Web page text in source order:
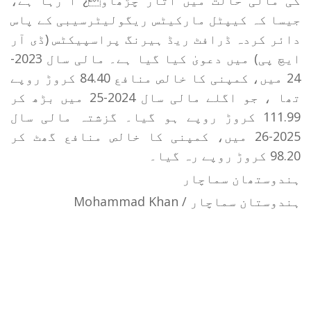
جیسا کہ کیپٹل مارکیٹس ریگولیٹرسیبی کے پاس
دائر کردہ ڈرافٹ ریڈ ہیرنگ پراسپیکٹس (ڈی آر
ایچ پی) میں دعویٰ کیا گیا ہے۔ مالی سال 2023-
24 میں، کمپنی کا خالص منافع 84.40 کروڑ روپے
تھا ، جو اگلے مالی سال 2024-25 میں بڑھ کر
111.99 کروڑ روپے ہو گیا۔ گزشتہ مالی سال
2025-26 میں، کمپنی کا خالص منافع گھٹ کر
98.20 کروڑ روپے رہ گیا۔
ہندوستھان سماچار
ہندوستان سماچار / Mohammad Khan